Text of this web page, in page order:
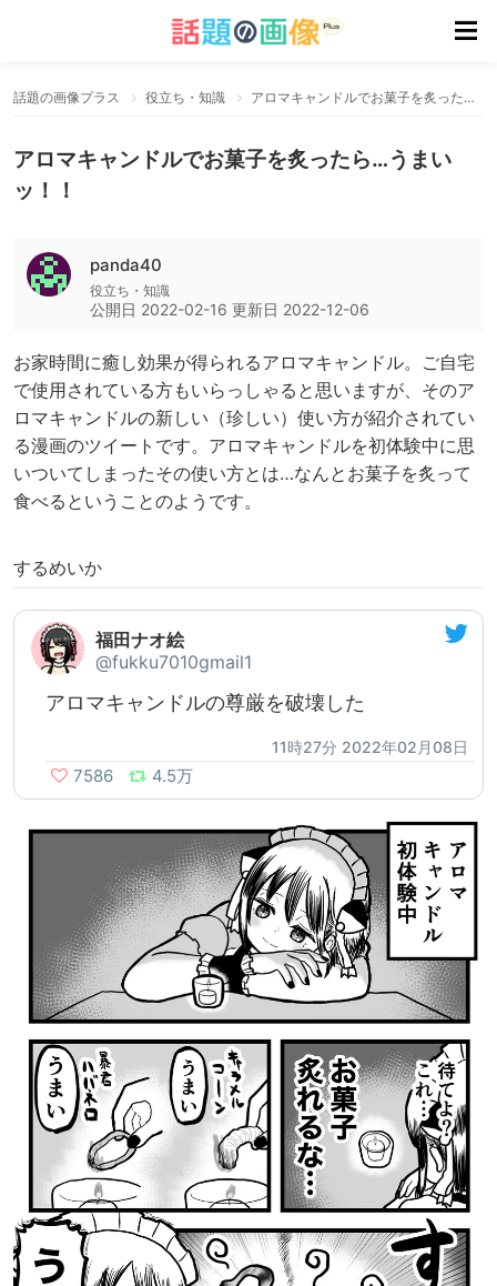
話題の画像プラス 役立ち・知識 アロマキャンドルでお菓子を炙ったら…うまいッ！！
アロマキャンドルでお菓子を炙ったら…うまい
ッ！！
panda40
役立ち・知識
公開日 2022-02-16 更新日 2022-12-06
お家時間に癒し効果が得られるアロマキャンドル。ご自宅
で使用されている方もいらっしゃると思いますが、そのア
ロマキャンドルの新しい（珍しい）使い方が紹介されてい
る漫画のツイートです。アロマキャンドルを初体験中に思
いついてしまったその使い方とは…なんとお菓子を炙って
食べるということのようです。
するめいか
福田ナオ絵
@fukku7010gmail1
アロマキャンドルの尊厳を破壊した
11時27分 2022年02月08日
7586 4.5万